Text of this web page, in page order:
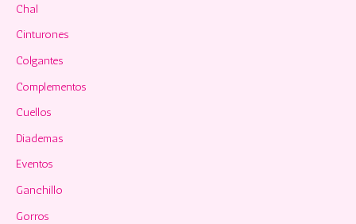
Chal
Cinturones
Colgantes
Complementos
Cuellos
Diademas
Eventos
Ganchillo
Gorros